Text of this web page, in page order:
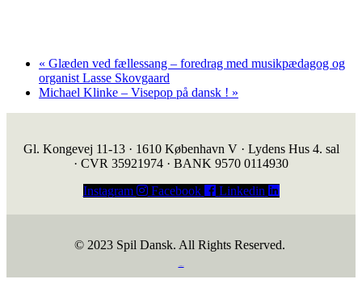
« Glæden ved fællessang – foredrag med musikpædagog og
organist Lasse Skovgaard
Michael Klinke – Visepop på dansk ! »
Gl. Kongevej 11-13 · 1610 København V · Lydens Hus 4. sal
· CVR 35921974 · BANK 9570 0114930
Instagram
Facebook Linkedin
© 2023 Spil Dansk. All Rights Reserved.